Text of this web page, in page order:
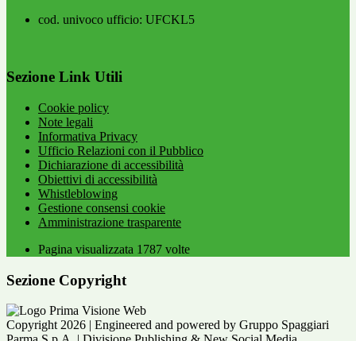
cod. univoco ufficio: UFCKL5
Sezione Link Utili
Cookie policy
Note legali
Informativa Privacy
Ufficio Relazioni con il Pubblico
Dichiarazione di accessibilità
Obiettivi di accessibilità
Whistleblowing
Gestione consensi cookie
Amministrazione trasparente
Pagina visualizzata 1787 volte
Sezione Copyright
Copyright 2026 | Engineered and powered by Gruppo Spaggiari